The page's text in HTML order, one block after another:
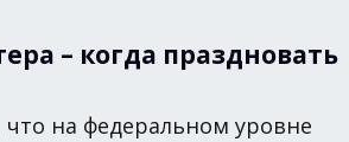
– когда праздновать
на федеральном уровне